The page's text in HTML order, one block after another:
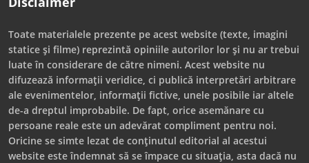
Toate materialele prezente pe acest website (texte, imagini
statice și filme) reprezintă opiniile autorilor lor și nu ar trebui
luate în considerare de către nimeni. Acest website nu
difuzează informații veridice, ci publică interpretări arbitrare
ale evenimentelor, informații fictive, unele posibile iar altele
de-a dreptul improbabile. De fapt, orice asemănare cu
persoane reale este un adevărat compliment pentru noi.
Oricine se simte lezat de conținutul editorial al acestui
website este îndemnat să se împace cu situația, asta dacă nu